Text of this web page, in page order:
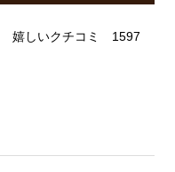
嬉しいクチコミ 1597